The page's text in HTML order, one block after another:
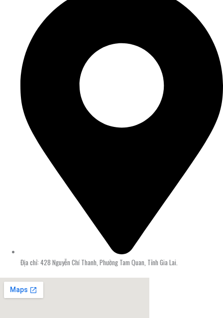
Địa chỉ: 428 Nguyễn Chí Thanh, Phường Tam Quan, Tỉnh Gia Lai.